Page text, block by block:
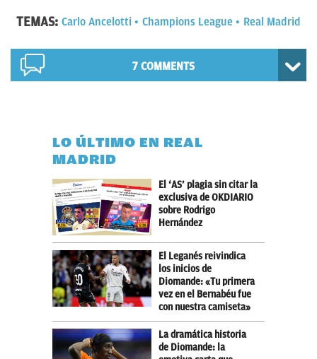
TEMAS: Carlo Ancelotti Champions League Real Madrid
7 COMMENTS
LO ÚLTIMO EN REAL
MADRID
El ‘AS’ plagia sin citar la
exclusiva de OKDIARIO
sobre Rodrigo
Hernández
El Leganés reivindica
los inicios de
Diomande: «Tu primera
vez en el Bernabéu fue
con nuestra camiseta»
La dramática historia
de Diomande: la